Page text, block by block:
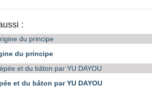
:
du principe
et du bâton par YU DAYOU